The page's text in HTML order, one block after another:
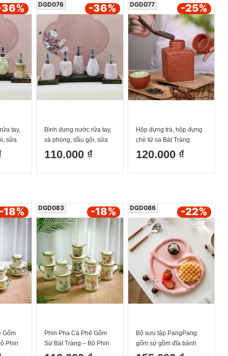
tay,
sữa
Bát
%
Bình đựng nước rửa tay,
xà phòng, dầu gội, sữa
dưỡng thể màu hồng Bát
Tràng
110.000 ₫
DGD076 -36%
Hộp đựng trà, hộp đựng
chè tử sa Bát Tràng
120.000 ₫
DGD077 -25%
Gốm
Phin
Mai
-18%
Phin Pha Cà Phê Gốm
Sứ Bát Tràng – Bộ Phin
Họa Tiết Vẽ Tay Hoa Mai
DGD083 -18%
Bộ sưu tập PangPang
gốm sứ gồm đĩa bánh
quẩy size to 2 màu nâu
DGD086 -22%